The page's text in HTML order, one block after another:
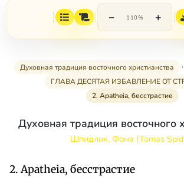
− 110% +
Духовная традиция восточного христианства
ГЛАВА ДЕСЯТАЯ ИЗБАВЛЕНИЕ ОТ
2. Apatheia, бесстрастие
Духовная традиция восточного
Шпидлик, Фома (Tomas
2. Apatheia, бесстрастие